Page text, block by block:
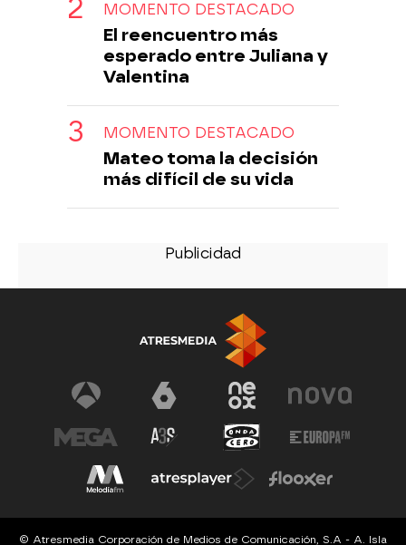
MOMENTO DESTACADO
El reencuentro más
esperado entre Juliana y
Valentina
MOMENTO DESTACADO
Mateo toma la decisión
más difícil de su vida
© Atresmedia Corporación de Medios de Comunicación, S.A - A. Isla